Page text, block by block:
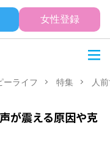
女性登録
ーライフ 特集 人
が震える原因や克